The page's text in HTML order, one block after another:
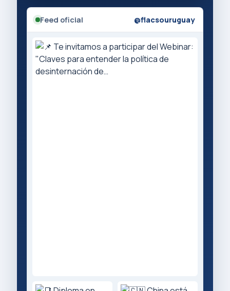
Feed oficial @flacsouruguay